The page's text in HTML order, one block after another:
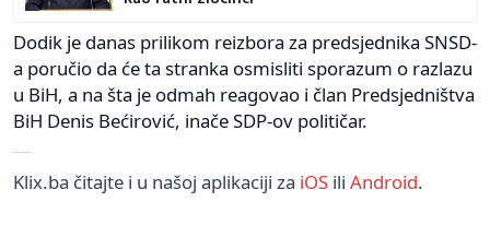
Dodik je danas prilikom reizbora za predsjednika SNSD-
a poručio da će ta stranka osmisliti sporazum o razlazu
u BiH, a na šta je odmah reagovao i član Predsjedništva
BiH Denis Bećirović, inače SDP-ov političar.
Klix.ba čitajte i u našoj aplikaciji za iOS ili Android.